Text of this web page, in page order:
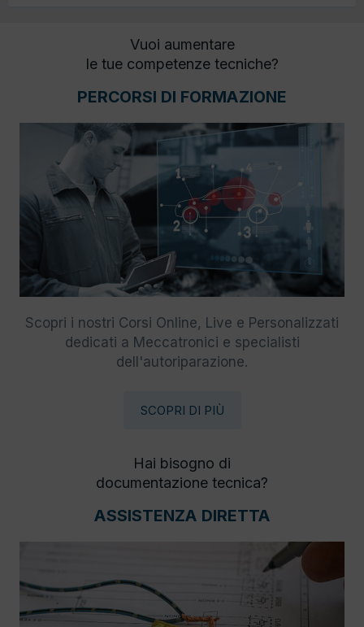
Vuoi aumentare
le tue competenze tecniche?
PERCORSI DI FORMAZIONE
Scopri i nostri Corsi Online, Live e Personalizzati
dedicati a Meccatronici e specialisti
dell'autoriparazione.
SCOPRI DI PIÙ
Hai bisogno di
documentazione tecnica?
ASSISTENZA DIRETTA